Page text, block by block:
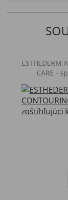
ESTHEDERM
CARE -